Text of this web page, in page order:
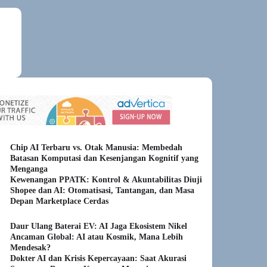
Chip AI Terbaru vs. Otak Manusia: Membedah
Batasan Komputasi dan Kesenjangan Kognitif yang
Menganga
Kewenangan PPATK: Kontrol & Akuntabilitas Diuji
Shopee dan AI: Otomatisasi, Tantangan, dan Masa
Depan Marketplace Cerdas
Daur Ulang Baterai EV: AI Jaga Ekosistem Nikel
Ancaman Global: AI atau Kosmik, Mana Lebih
Mendesak?
Dokter AI dan Krisis Kepercayaan: Saat Akurasi